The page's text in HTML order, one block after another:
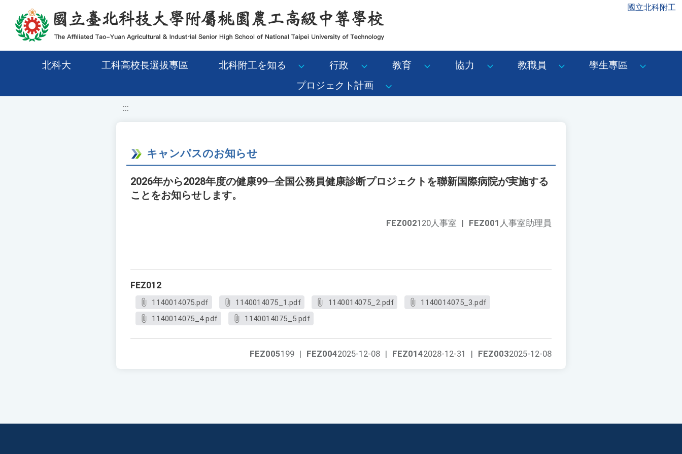
移至網頁之主要內容區位置 國立北科附工
北科大 工科高校長選拔專區 北科附工を知る 行政 教育 協力 教職員
學生專區
プロジェクト計画
:::
キャンパスのお知らせ
2026年から2028年度の健康99─全国公務員健康診断プロジェクトを聯新国際病院が実施する
ことをお知らせします。
FEZ001 人事室助理員
FEZ002120人事室 |
FEZ012
1140014075.pdf 1140014075_1.pdf 1140014075_2.pdf
1140014075_3.pdf
1140014075_4.pdf
1140014075_5.pdf
FEZ0032025-12-08
FEZ0142028-12-31 |
FEZ0042025-12-08 |
FEZ005199 |